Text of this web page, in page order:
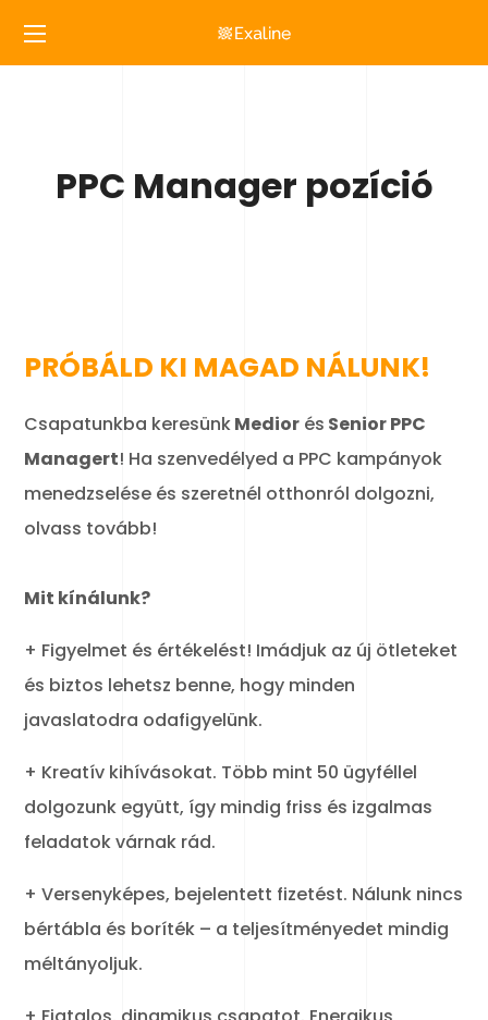
PPC Manager pozíció
PRÓBÁLD KI MAGAD NÁLUNK!
Csapatunkba keresünkMedior és Senior PPC
Managert! Ha szenvedélyed a PPC kampányok
menedzselése és szeretnél otthonról dolgozni,
olvass tovább!
Mit kínálunk?
+ Figyelmet és értékelést! Imádjuk az új ötleteket
és biztos lehetsz benne, hogy minden
javaslatodra odafigyelünk.
+ Kreatív kihívásokat. Több mint 50 ügyféllel
dolgozunk együtt, így mindig friss és izgalmas
feladatok várnak rád.
+ Versenyképes, bejelentett fizetést. Nálunk nincs
bértábla és boríték – a teljesítményedet mindig
méltányoljuk.